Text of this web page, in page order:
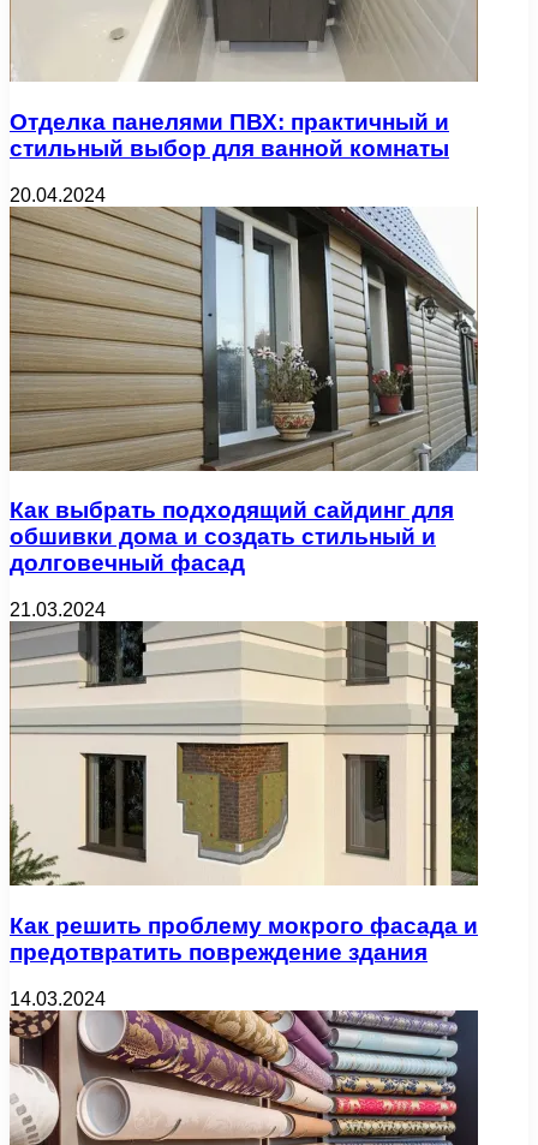
Отделка панелями ПВХ: практичный и
стильный выбор для ванной комнаты
20.04.2024
Как выбрать подходящий сайдинг для
обшивки дома и создать стильный и
долговечный фасад
21.03.2024
Как решить проблему мокрого фасада и
предотвратить повреждение здания
14.03.2024